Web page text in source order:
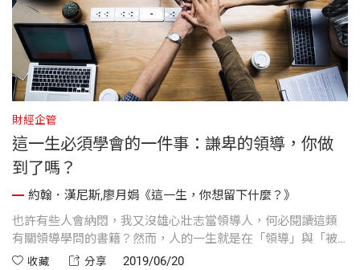
財經企管
這一生必須學會的一件事：謙卑的領導，你做
到了嗎？
約翰．漢尼斯,廖月娟《這一生，你想留下什麼？》
也許有些人會納悶，我又沒雄心壯志當領導人，何必閱讀這類
有關領導學問的書籍？然而，人的一生就是在「領導」與「被
領導」之間不停切換，甚至可以說是「人生何處不領導」
收藏 分享 2019/06/20